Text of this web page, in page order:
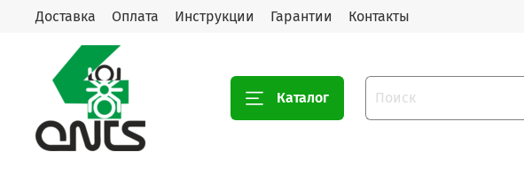
Доставка Оплата Инструкции Гарантии Контакты
Каталог